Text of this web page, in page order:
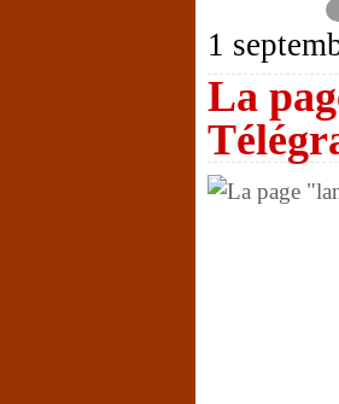
1
La